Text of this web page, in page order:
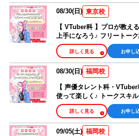
08/30(日) 東京校
【 VTuber科 】プロが教え
上手になろう♪ フリートー
お申し
詳しく見る
08/30(日) 福岡校
【 声優タレント科・
使って楽しく♪ トークスキ
お申し
詳しく見る
09/05(土) 福岡校